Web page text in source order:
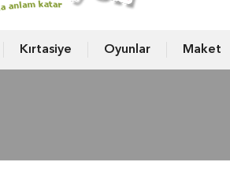
Kırtasiye Oyunlar Maket